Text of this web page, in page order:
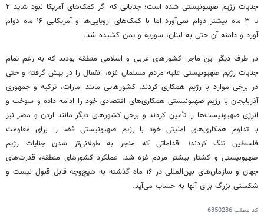
جنایات رژیم صهیونیستی شده است؛ جنایاتی که اگر کمک‌های آمریکا نبود شاید ۲
تا ۳ ماه بیشتر دوام نمی‌آورد اما با کمک‌های اروپایی‌ها و آمریکایی ۱۶ ماه دوام
آورد و دامنه آن حتی به لبنان، سوریه و یمن کشیده شد.
در طرف دیگر این ماجرا کشورهای عربی و اسلامی منطقه بودند که به رغم تمام
جنایات رژیم صهیونیستی علیه مردم مسلمان غزه، انفعال را در پیش گرفته و حتی
در برخی موارد با رژیم همکاری کردند. کشورهایی مانند امارات، ترکیه و جمهوری
آذربایجان با رژیم صهیونیستی همکاری‌های اقتصادی خود را ادامه داده و سوخت و
انرژی صهیونیست‌ها را تأمین کردند و برخی کشورهای دیگر مانند اردن و مصر نیز
با تداوم همکاری‌های امنیتی خود با رژیم صهیونیستی فضا را برای مقاومت
فلسطین تنگ کردند؛ اقداماتی که منجر به طولانی‌تر شدن جنایات رژیم
صهیونیستی و کشتار بیشتر مردم غزه شد. عملکرد کشورهای منطقه، قدرت‌های
جهان و سازمان‌های بین‌المللی در ۱۶ ماه گذشته به هیچ‌وجه قابل قبول نیست و
شکستی بزرگ برای آنها به حساب می‌آید.
کد مطلب6350286